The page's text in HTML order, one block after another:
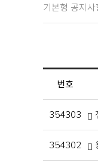
기본형 공지
번호
354303
354302